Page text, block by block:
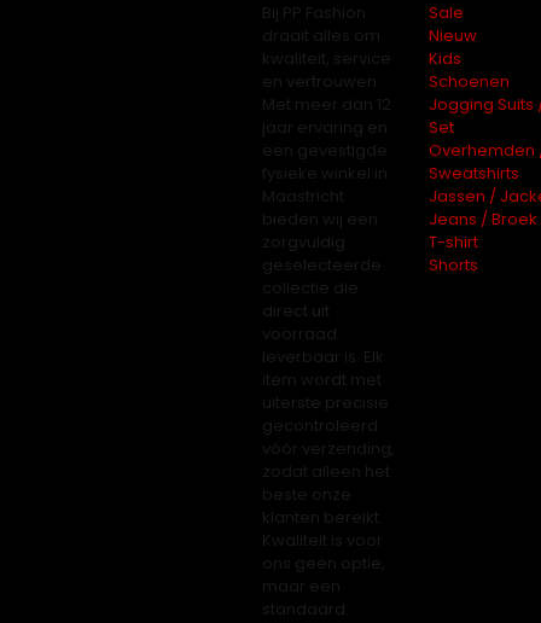
Bij PP Fashion
draait alles om
kwaliteit, service
en vertrouwen.
Met meer dan 12
jaar ervaring en
een gevestigde
fysieke winkel in
Maastricht
bieden wij een
zorgvuldig
geselecteerde
collectie die
direct uit
voorraad
leverbaar is. Elk
item wordt met
uiterste precisie
gecontroleerd
vóór verzending,
zodat alleen het
beste onze
klanten bereikt.
Kwaliteit is voor
ons geen optie,
maar een
standaard.
Sale
Nieuw
Kids
Schoenen
Jogging Suits
Set
Overhemden
Sweatshirts
Jassen /
Jeans / Broek
T-shirt
Shorts